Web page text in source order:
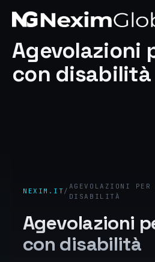
Agevolazioni
con disabilità
NEXIM.IT/
AGEVOLAZIONI PER
DISABILITÀ
Agevolazioni
con disabilità